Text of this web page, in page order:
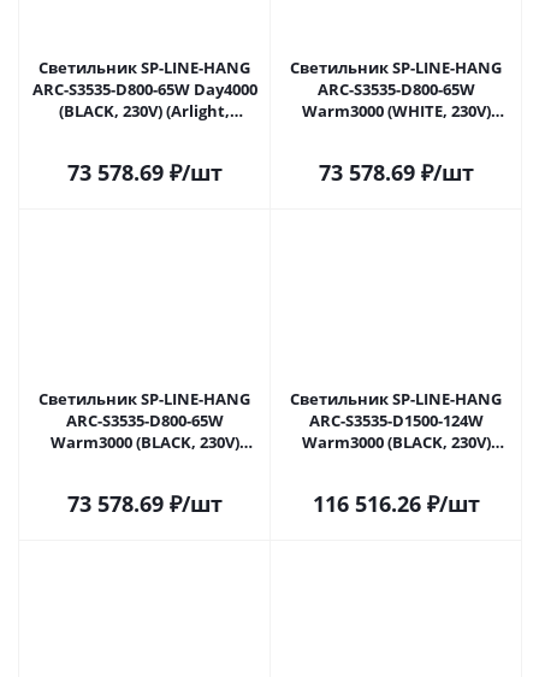
Светильник SP-LINE-HANG
ARC-S3535-D800-65W Day4000
(BLACK, 230V) (Arlight,
73 578.69₽/шт
Светильник SP-LINE-HANG
ARC-S3535-D800-65W
Warm3000 (WHITE, 230V)
73 578.69₽/шт
Светильник SP-LINE-HANG
ARC-S3535-D800-65W
Warm3000 (BLACK, 230V)
73 578.69₽/шт
Светильник SP-LINE-HANG
ARC-S3535-D1500-124W
Warm3000 (BLACK, 230V)
116 516.26₽/шт